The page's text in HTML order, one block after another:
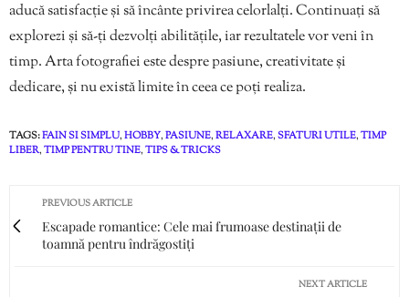
aducă satisfacție și să încânte privirea celorlalți. Continuați să
explorezi și să-ți dezvolți abilitățile, iar rezultatele vor veni în
timp. Arta fotografiei este despre pasiune, creativitate și
dedicare, și nu există limite în ceea ce poți realiza.
TAGS:FAIN SI SIMPLU,HOBBY,PASIUNE,RELAXARE,SFATURI UTILE,TIMP
LIBER,TIMP PENTRU TINE,TIPS & TRICKS
PREVIOUS ARTICLE
Escapade romantice: Cele mai frumoase destinații de
toamnă pentru îndrăgostiți
NEXT ARTICLE